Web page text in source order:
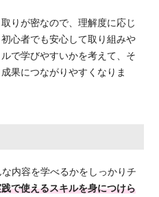
りが密なので、理解度に応じ
心者でも安心して取り組みや
で学びやすいかを考えて、そ
果につながりやすくなりま
内容を学べるかをしっかりチ
で使えるスキルを身につけら